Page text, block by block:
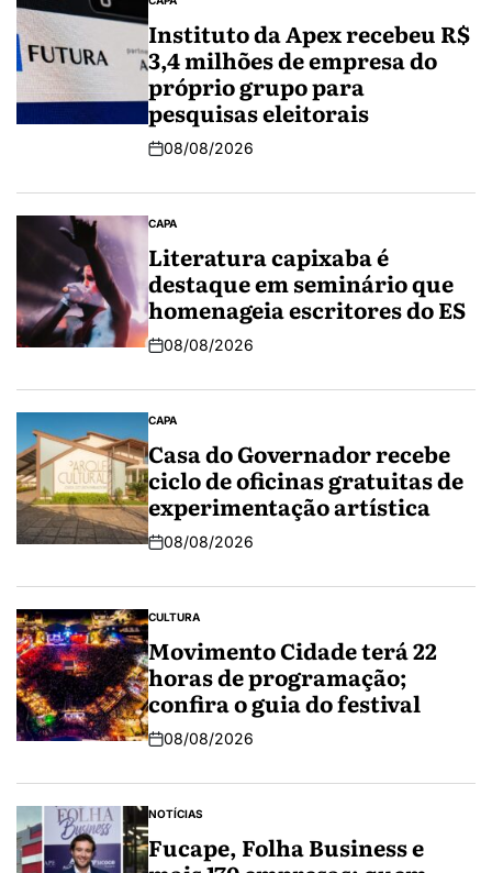
Instituto da Apex recebeu R$
3,4 milhões de empresa do
próprio grupo para
pesquisas eleitorais
08/08/2026
CAPA
Literatura capixaba é
destaque em seminário que
homenageia escritores do ES
08/08/2026
CAPA
Casa do Governador recebe
ciclo de oficinas gratuitas de
experimentação artística
08/08/2026
CULTURA
Movimento Cidade terá 22
horas de programação;
confira o guia do festival
08/08/2026
NOTÍCIAS
Fucape, Folha Business e